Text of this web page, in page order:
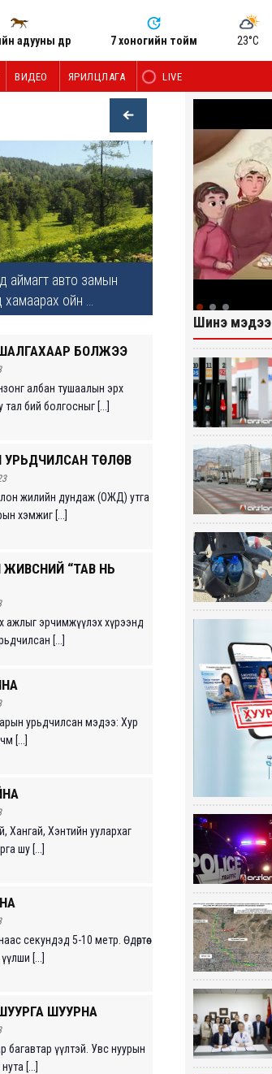
адууны өдөр 7 хоногийн тойм 23°C
ВИДЕО ЯРИЛЦЛАГА LIVE
аймагт авто замын
хамаарах ойн ...
БОЛЖЭЭ
албан тушаалын эрх
тал бий болгосныг [...]
УРЬДЧИЛСАН ТӨЛӨВ
жилийн дундаж (ОЖД) утга
хэмжиг [...]
“ТАВ НЬ
ажлыг эрчимжүүлэх хүрээнд
[...]
урьдчилсан мэдээ: Хур
[...]
Хангай, Хэнтийн уулархаг
шу [...]
секундэд 5-10 метр. Өдөртөө
[...]
ШУУРНА
багавтар үүлтэй. Увс нуурын
[...]
Шинэ мэдээ